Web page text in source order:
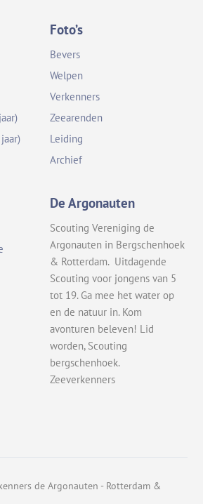
Foto’s
Bevers
Welpen
Verkenners
Zeearenden
Leiding
Archief
De Argonauten
Scouting Vereniging de
Argonauten in Bergschenhoek
& Rotterdam. Uitdagende
Scouting voor jongens van 5
tot 19. Ga mee het water op
en de natuur in. Kom
avonturen beleven! Lid
worden, Scouting
bergschenhoek.
Zeeverkenners
de Argonauten - Rotterdam &